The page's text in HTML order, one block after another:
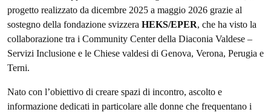
progetto realizzato da dicembre 2025 a maggio 2026 grazie al
sostegno della fondazione svizzera HEKS/EPER, che ha visto la
collaborazione tra i Community Center della Diaconia Valdese –
Servizi Inclusione e le Chiese valdesi di Genova, Verona, Perugia e
Terni.
Nato con l’obiettivo di creare spazi di incontro, ascolto e
informazione dedicati in particolare alle donne che frequentano i